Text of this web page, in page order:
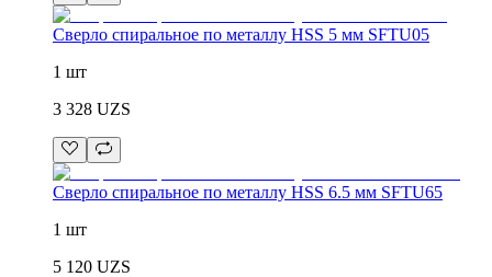
Сверло спиральное по металлу HSS 5 мм SFTU05
1 шт
3 328 UZS
Сверло спиральное по металлу HSS 6.5 мм SFTU65
1 шт
5 120 UZS